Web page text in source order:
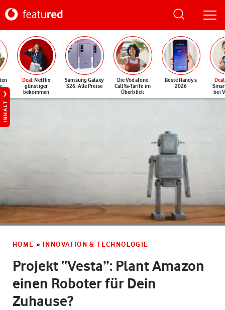
Deal: Netflix
günstiger
bekommen
Samsung Galaxy
S26: Alle Preise
Die Vodafone
CallYa-Tarife im
Überblick
Beste Handys
2026
Deal
bei
INHALT
HOME » INNOVATION & TECHNOLOGIE
Projekt “Vesta”: Plant Amazon
einen Roboter für Dein
Zuhause?